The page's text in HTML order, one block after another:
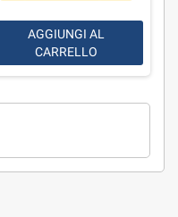
AGGIUNGI AL
CARRELLO